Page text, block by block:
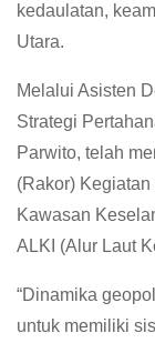
kedaulatan,
Utara.
Melalui Asisten
Strategi
Parwito, telah
(Rakor)
Kawasan
ALKI (Alur Laut
“Dinamika
untuk memiliki